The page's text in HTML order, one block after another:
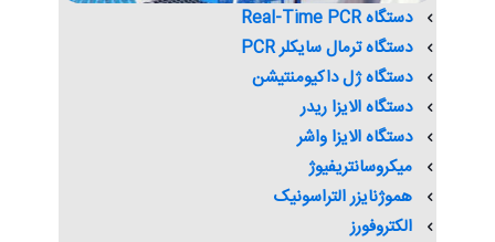
دستگاه Real-Time PCR
دستگاه ترمال سایکلر PCR
دستگاه ژل داکیومنتیشن
دستگاه الایزا ریدر
دستگاه الایزا واشر
میکروسانتریفیوژ
هموژنایزر التراسونیک
الکتروفورز